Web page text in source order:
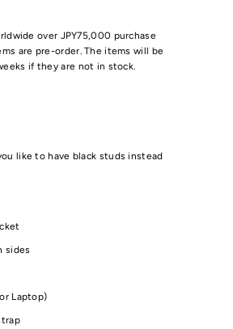
over JPY75,000 purchase
are pre-order. The items will be
if they are not in stock.
like to have black studs instead
sides
Laptop)